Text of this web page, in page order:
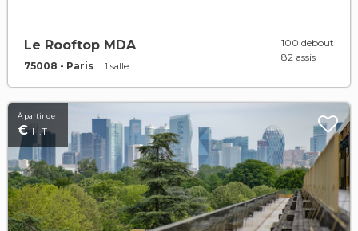
Le Rooftop MDA
75008 - Paris 1 salle
100 debout
82 assis
À partir de
€H.T